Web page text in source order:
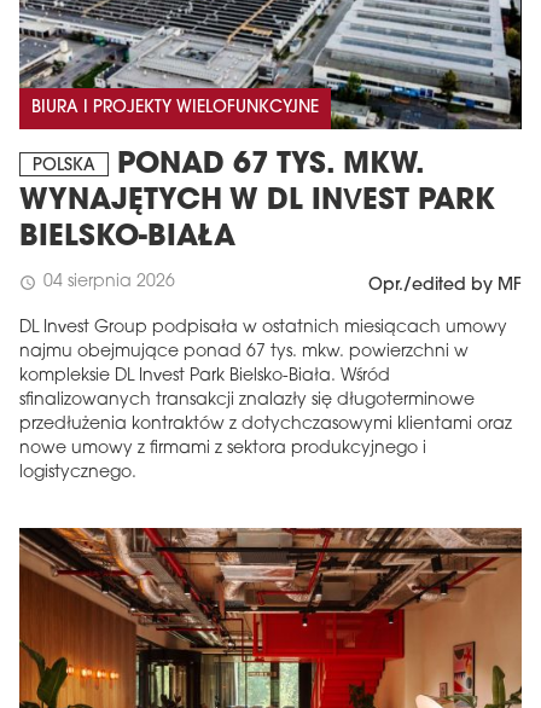
BIURA I PROJEKTY WIELOFUNKCYJNE
POLSKA
PONAD 67 TYS. MKW.
WYNAJĘTYCH W DL INVEST PARK
BIELSKO-BIAŁA
schedule 04 sierpnia 2026 Opr./edited by MF
DL Invest Group podpisała w ostatnich miesiącach umowy
najmu obejmujące ponad 67 tys. mkw. powierzchni w
kompleksie DL Invest Park Bielsko-Biała. Wśród
sfinalizowanych transakcji znalazły się długoterminowe
przedłużenia kontraktów z dotychczasowymi klientami oraz
nowe umowy z firmami z sektora produkcyjnego i
logistycznego.